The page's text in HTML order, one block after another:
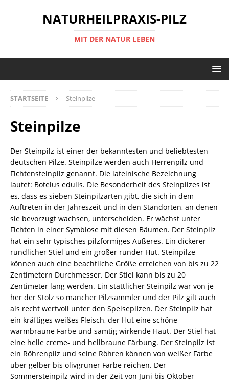
NATURHEILPRAXIS-PILZ
MIT DER NATUR LEBEN
STARTSEITE Steinpilze
Steinpilze
Der Steinpilz ist einer der bekanntesten und beliebtesten
deutschen Pilze. Steinpilze werden auch Herrenpilz und
Fichtensteinpilz genannt. Die lateinische Bezeichnung
lautet: Botelus edulis. Die Besonderheit des Steinpilzes ist
es, dass es sieben Steinpilzarten gibt, die sich in dem
Auftreten in der Jahreszeit und in den Standorten, an denen
sie bevorzugt wachsen, unterscheiden. Er wächst unter
Fichten in einer Symbiose mit diesen Bäumen. Der Steinpilz
hat ein sehr typisches pilzförmiges Äußeres. Ein dickerer
rundlicher Stiel und ein großer runder Hut. Steinpilze
können auch eine beachtliche Größe erreichen von bis zu 22
Zentimetern Durchmesser. Der Stiel kann bis zu 20
Zentimeter lang werden. Ein stattlicher Steinpilz war von je
her der Stolz so mancher Pilzsammler und der Pilz gilt auch
als recht wertvoll unter den Speisepilzen. Der Steinpilz hat
ein kräftiges weißes Fleisch, der Hut eine schöne
warmbraune Farbe und samtig wirkende Haut. Der Stiel hat
eine helle creme- und hellbraune Färbung. Der Steinpilz ist
ein Röhrenpilz und seine Röhren können von weißer Farbe
über gelber bis olivgrüner Farbe reichen. Der
Sommersteinpilz wird in der Zeit von Juni bis Oktober